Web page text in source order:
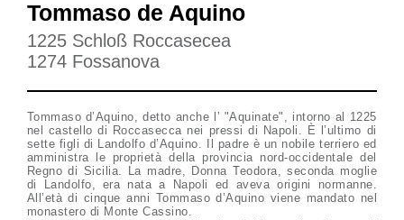
Tommaso de Aquino
1225 Schloß Roccasecea
1274 Fossanova
Tommaso d’Aquino, detto anche l’ "Aquinate", intorno al 1225
nel castello di Roccasecca nei pressi di Napoli. È l’ultimo di
sette figli di Landolfo d’Aquino. Il padre è un nobile terriero ed
amministra le proprietà della provincia nord-occidentale del
Regno di Sicilia. La madre, Donna Teodora, seconda moglie
di Landolfo, era nata a Napoli ed aveva origini normanne.
All’età di cinque anni Tommaso d’Aquino viene mandato nel
monastero di Monte Cassino.